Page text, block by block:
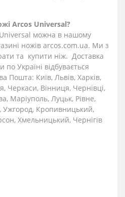
Arcos Universal?
Universal можна в нашому
ножів arcos.com.ua. Ми з
та купити ніж. Доставка
Україні відбувається
Пошта: Київ, Львів, Харків,
Черкаси, Вінниця, Чернівці,
Маріуполь, Луцьк, Рівне,
Кропивницький,
Хмельницький, Чернігів